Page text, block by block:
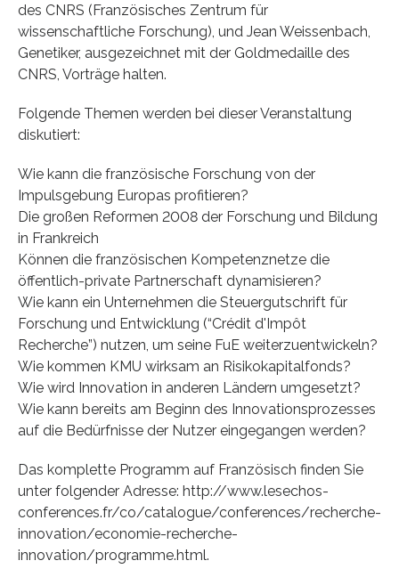
des CNRS (Französisches Zentrum für
wissenschaftliche Forschung), und Jean Weissenbach,
Genetiker, ausgezeichnet mit der Goldmedaille des
CNRS, Vorträge halten.
Folgende Themen werden bei dieser Veranstaltung
diskutiert:
Wie kann die französische Forschung von der
Impulsgebung Europas profitieren?
Die großen Reformen 2008 der Forschung und Bildung
in Frankreich
Können die französischen Kompetenznetze die
öffentlich-private Partnerschaft dynamisieren?
Wie kann ein Unternehmen die Steuergutschrift für
Forschung und Entwicklung (“Crédit d'Impôt
Recherche”) nutzen, um seine FuE weiterzuentwickeln?
Wie kommen KMU wirksam an Risikokapitalfonds?
Wie wird Innovation in anderen Ländern umgesetzt?
Wie kann bereits am Beginn des Innovationsprozesses
auf die Bedürfnisse der Nutzer eingegangen werden?
Das komplette Programm auf Französisch finden Sie
unter folgender Adresse: http://www.lesechos-
conferences.fr/co/catalogue/conferences/recherche-
innovation/economie-recherche-
innovation/programme.html.